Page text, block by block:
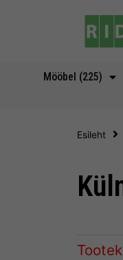
Mööbel (225)
Esileht